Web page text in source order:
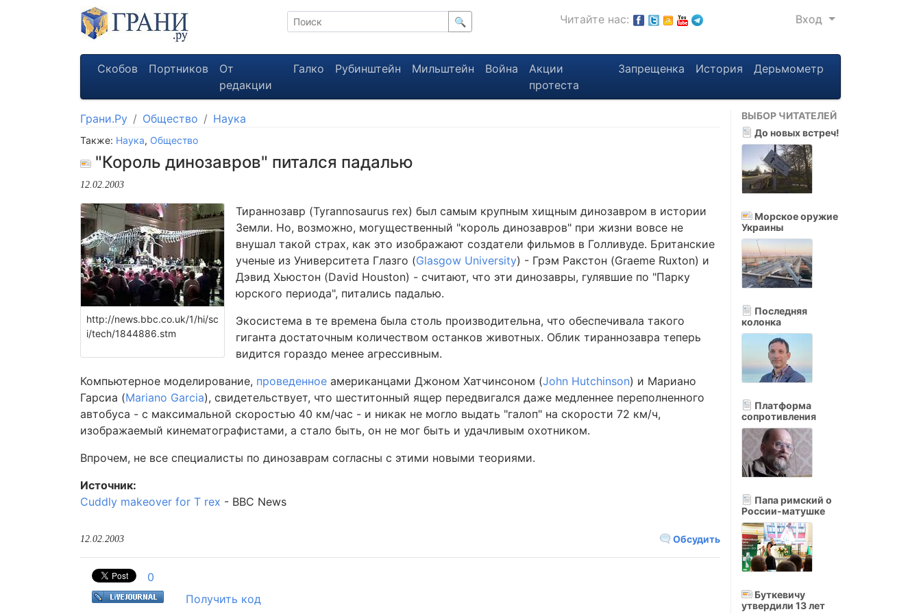
🔍 Читайте нас: Вход
Скобов Портников
От
редакции
Галко Рубинштейн Мильштейн Война
Акции
протеста
Запрещенка История Дерьмометр
Грани.Ру Общество Наука
Также: Наука, Общество
"Король динозавров" питался падалью
12.02.2003
http://news.bbc.co.uk/1/hi/sc
i/tech/1844886.stm
Тираннозавр (Tyrannosaurus rex) был самым крупным хищным динозавром в истории
Земли. Но, возможно, могущественный "король динозавров" при жизни вовсе не
внушал такой страх, как это изображают создатели фильмов в Голливуде. Британские
ученые из Университета Глазго (Glasgow University) - Грэм Ракстон (Graeme Ruxton) и
Дэвид Хьюстон (David Houston) - считают, что эти динозавры, гулявшие по "Парку
юрского периода", питались падалью.
Экосистема в те времена была столь производительна, что обеспечивала такого
гиганта достаточным количеством останков животных. Облик тираннозавра теперь
видится гораздо менее агрессивным.
Компьютерное моделирование, проведенное американцами Джоном Хатчинсоном (John Hutchinson) и Мариано
Гарсиа (Mariano Garcia), свидетельствует, что шеститонный ящер передвигался даже медленнее переполненного
автобуса - с максимальной скоростью 40 км/час - и никак не могло выдать "галоп" на скорости 72 км/ч,
изображаемый кинематографистами, а стало быть, он не мог быть и удачливым охотником.
Впрочем, не все специалисты по динозаврам согласны с этими новыми теориями.
Источник:
Cuddly makeover for T rex - BBC News
Обсудить
12.02.2003
0
Получить код
ВЫБОР ЧИТАТЕЛЕЙ
До новых встреч!
Морское оружие
Украины
Последняя
колонка
Платформа
сопротивления
Папа римский о
России-матушке
Буткевичу
утвердили 13 лет